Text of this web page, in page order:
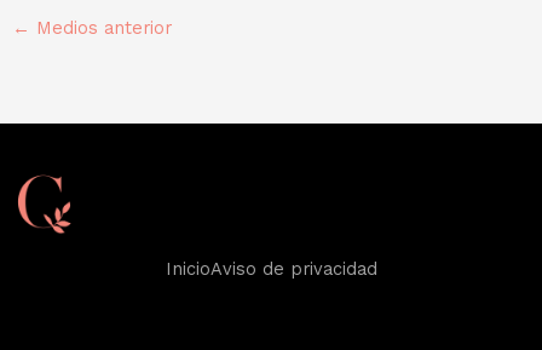
← Medios anterior
InicioAviso de privacidad